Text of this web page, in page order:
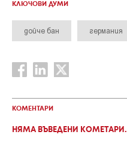
КЛЮЧОВИ ДУМИ
дойче бан германия
КОМЕНТАРИ
НЯМА ВЪВЕДЕНИ КОМЕТАРИ.